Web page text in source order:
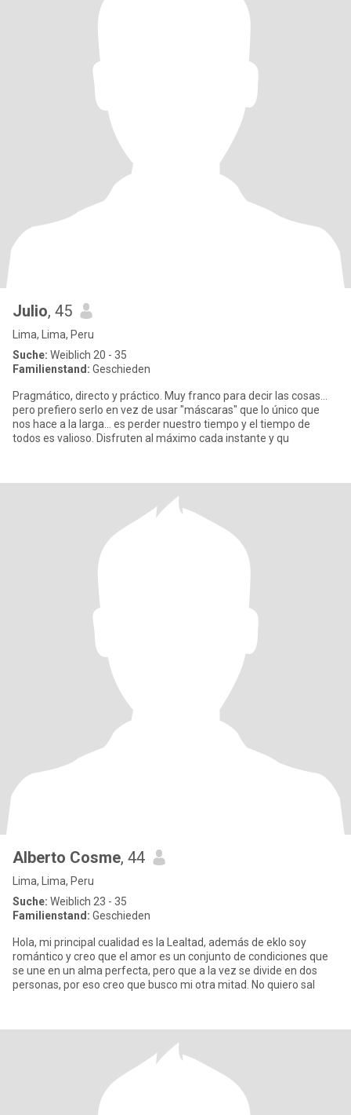
Julio, 45
Lima, Lima, Peru
Suche: Weiblich 20 - 35
Familienstand: Geschieden
Pragmático, directo y práctico. Muy franco para decir las cosas...
pero prefiero serlo en vez de usar "máscaras" que lo único que
nos hace a la larga... es perder nuestro tiempo y el tiempo de
todos es valioso. Disfruten al máximo cada instante y qu
Alberto Cosme, 44
Lima, Lima, Peru
Suche: Weiblich 23 - 35
Familienstand: Geschieden
Hola, mi principal cualidad es la Lealtad, además de eklo soy
romántico y creo que el amor es un conjunto de condiciones que
se une en un alma perfecta, pero que a la vez se divide en dos
personas, por eso creo que busco mi otra mitad. No quiero sal